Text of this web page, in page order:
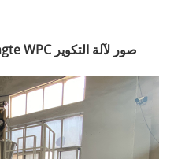
صور لآلة التكوير Yongte WPC